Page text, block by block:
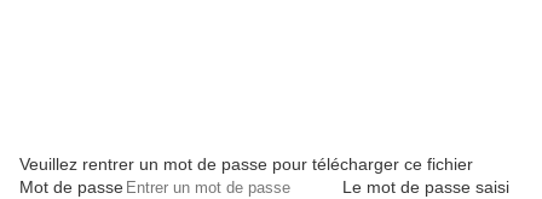
Veuillez rentrer un mot de passe pour télécharger ce fichier
Mot de passe
Le mot de passe saisi